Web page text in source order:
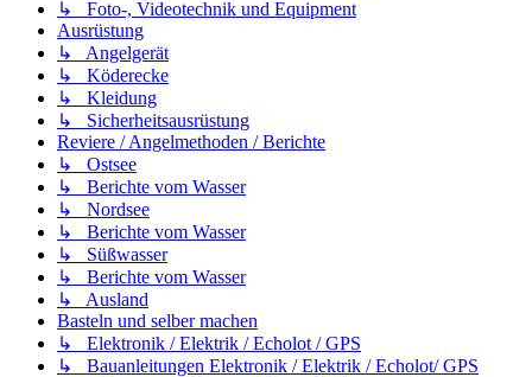
↳ Foto-, Videotechnik und Equipment
Ausrüstung
↳ Angelgerät
↳ Köderecke
↳ Kleidung
↳ Sicherheitsausrüstung
Reviere / Angelmethoden / Berichte
↳ Ostsee
↳ Berichte vom Wasser
↳ Nordsee
↳ Berichte vom Wasser
↳ Süßwasser
↳ Berichte vom Wasser
↳ Ausland
Basteln und selber machen
↳ Elektronik / Elektrik / Echolot / GPS
↳ Bauanleitungen Elektronik / Elektrik / Echolot/ GPS